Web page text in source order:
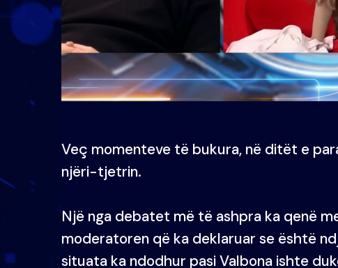
Veç momenteve të bukura, në ditët e
njëri-tjetrin.
Një nga debatet më të ashpra ka qenë
moderatoren që ka deklaruar se është
situata ka ndodhur pasi Valbona ishte